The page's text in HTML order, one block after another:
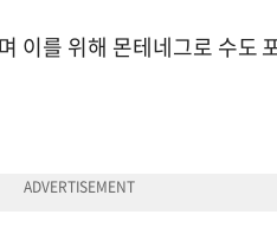
이를 위해 몬테네그로 수도